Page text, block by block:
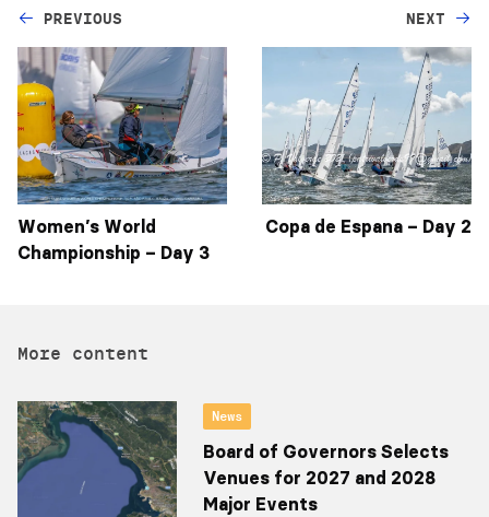
PREVIOUS
Women’s World
Championship – Day 3
NEXT
Copa de Espana – Day 2
More content
News
Board of Governors Selects
Venues for 2027 and 2028
Major Events